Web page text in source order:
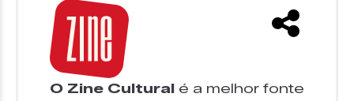
O Zine Cultural é a melhor fonte